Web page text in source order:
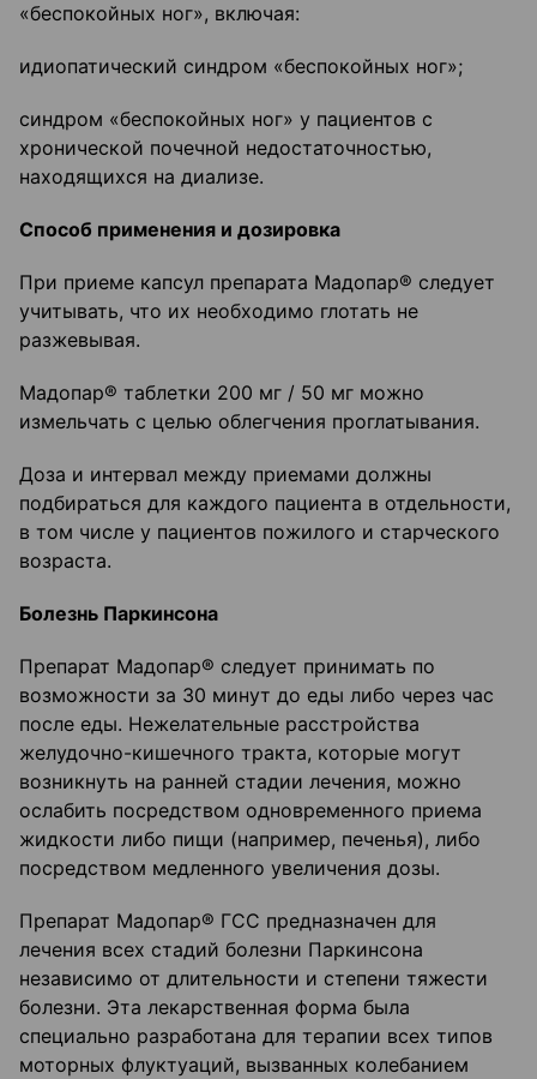
«беспокойных ног», включая:
идиопатический синдром «беспокойных ног»;
синдром «беспокойных ног» у пациентов с
хронической почечной недостаточностью,
находящихся на диализе.
Способ применения и дозировка
При приеме капсул препарата Мадопар® следует
учитывать, что их необходимо глотать не
разжевывая.
Мадопар® таблетки 200 мг / 50 мг можно
измельчать с целью облегчения проглатывания.
Доза и интервал между приемами должны
подбираться для каждого пациента в отдельности,
в том числе у пациентов пожилого и старческого
возраста.
Болезнь Паркинсона
Препарат Мадопар® следует принимать по
возможности за 30 минут до еды либо через час
после еды. Нежелательные расстройства
желудочно-кишечного тракта, которые могут
возникнуть на ранней стадии лечения, можно
ослабить посредством одновременного приема
жидкости либо пищи (например, печенья), либо
посредством медленного увеличения дозы.
Препарат Мадопар® ГСС предназначен для
лечения всех стадий болезни Паркинсона
независимо от длительности и степени тяжести
болезни. Эта лекарственная форма была
специально разработана для терапии всех типов
моторных флуктуаций, вызванных колебанием